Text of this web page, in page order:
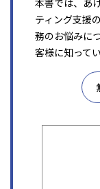
本書では、あ
ティング支援
務のお悩みに
客様に知って